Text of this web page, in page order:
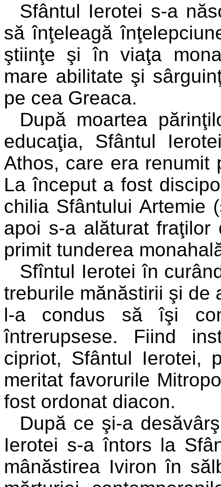
Sfântul Ierotei s-a
să înţeleagă
ştiinţe şi în viaţa
mare abilitate şi
pe cea Greaca.
După moartea
educaţia, Sfântul
Athos, care era renumit
La început a fost
chilia Sfântului Artemie
apoi s-a alăturat fraţilor
primit tunderea
Sfîntul Ierotei în
treburile mănăstirii şi de
l-a condus să îşi
întrerupsese. Fiind
cipriot, Sfântul Ierotei,
meritat favorurile
fost ordonat diacon.
După ce şi-a
Ierotei s-a întors la
mânăstirea Iviron în